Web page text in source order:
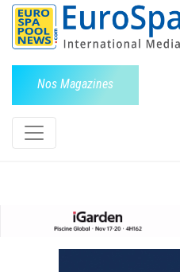
Nos Magazines